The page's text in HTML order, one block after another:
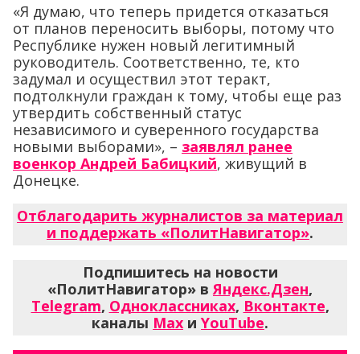
«Я думаю, что теперь придется отказаться
от планов переносить выборы, потому что
Республике нужен новый легитимный
руководитель. Соответственно, те, кто
задумал и осуществил этот теракт,
подтолкнули граждан к тому, чтобы еще раз
утвердить собственный статус
независимого и суверенного государства
новыми выборами», – заявлял ранее
военкор Андрей Бабицкий, живущий в
Донецке.
Отблагодарить журналистов за материал
и поддержать «ПолитНавигатор».
Подпишитесь на новости
«ПолитНавигатор» в Яндекс.Дзен,
Telegram, Одноклассниках, Вконтакте,
каналы Max и YouTube.